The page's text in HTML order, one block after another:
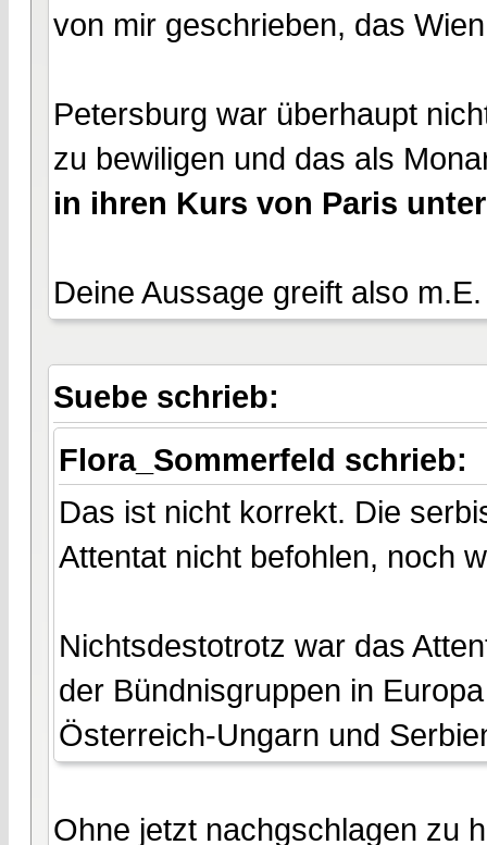
von mir geschrieben, das
Petersburg war überhaupt
zu bewiligen und das als
in ihren Kurs von Paris
Deine Aussage greift also
Suebe schrieb:
Flora_Sommerfeld schrieb:
Das ist nicht korrekt. Die
Attentat nicht befohlen, noch
Nichtsdestotrotz war das
der Bündnisgruppen in
Österreich-Ungarn und
Ohne jetzt nachgschlagen zu